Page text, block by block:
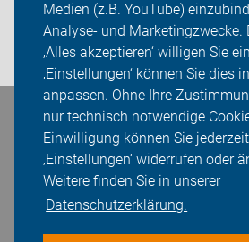
Medien (z.B. YouTube)
Analyse- und Marketingzwecke.
‚Alles akzeptieren‘ willigen Sie
‚Einstellungen‘ können Sie dies
anpassen. Ohne Ihre
nur technisch notwendige
Einwilligung können Sie
‚Einstellungen‘ widerrufen oder
Weitere finden Sie in unserer
Datenschutzerklärung.
Presse
Login
Bleiben Sie in Kontakt